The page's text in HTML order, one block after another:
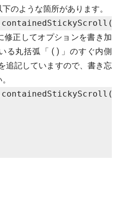
のような箇所があります。
修正してオプションを書き加
る丸括弧「 ( ) 」のすぐ内側
追記していますので、書き忘